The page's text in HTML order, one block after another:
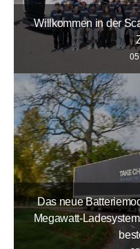
Willkommen in der
Das neue
Megawatt-